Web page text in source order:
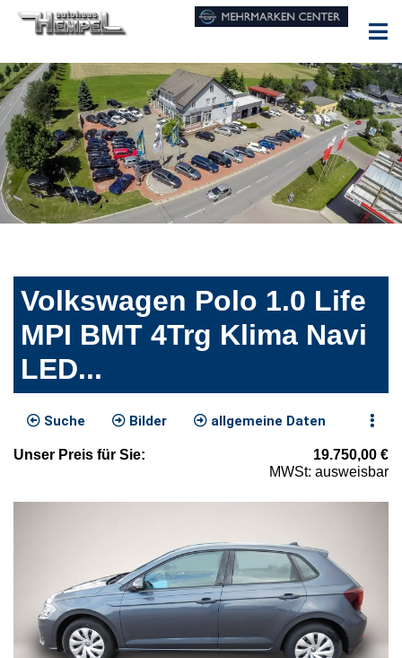
Volkswagen Polo 1.0 Life
MPI BMT 4Trg Klima Navi
LED...
Suche Bilder allgemeine Daten
Unser Preis für Sie: 19.750,00 €
MWSt: ausweisbar